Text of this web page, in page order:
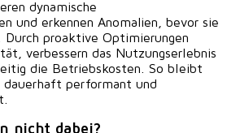
dynamische
und erkennen Anomalien, bevor sie
Durch proaktive Optimierungen
verbessern das Nutzungserlebnis
die Betriebskosten. So bleibt
performant und
nicht dabei?